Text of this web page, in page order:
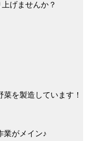
げませんか？
を製造しています！
業がメイン♪